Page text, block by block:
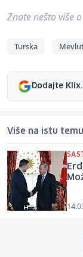
Znate nešto više
Turska
Dodajte
Više na istu temu